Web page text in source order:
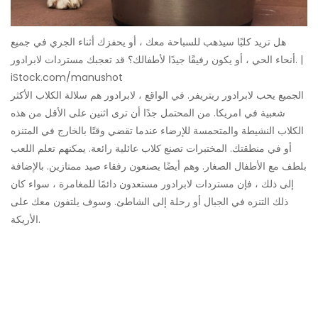
هل تريد كلبًا سيذهب للسباحة معك ، أو يحفزك أثناء الجري في جميع
أنحاء الحي ، أو يكون رفيقًا جيدًا لأطفالك؟ قد تعجبك مستردات لابرادور. |
iStock.com/manushot
الجميع يحب لابرادور ريتريفر. في الواقع ، لابرادور هم سلالة الكلاب الأكثر
شعبية في امريكا. من المحتمل جدًا أن ترى اثنين على الأقل من هذه
الكلاب النشيطة والمتحمسة للإرضاء عندما تقضي وقتًا بالخارج في المتنزه
أو في منطقتك. المختبرات تصنع كلاب عائلية رائعة. يمكنهم تعلم اللعب
بلطف مع الأطفال الصغار. وهم أيضًا يصنعون رفقاء صيد ممتازين. بالإضافة
إلى ذلك ، فإن مستردات لابرادور مستعدون دائمًا للمغامرة ، سواء كان
ذلك التنزه في الجبال أو رحلة إلى الشاطئ. وسوف يلتفون معك على
الأريكة.